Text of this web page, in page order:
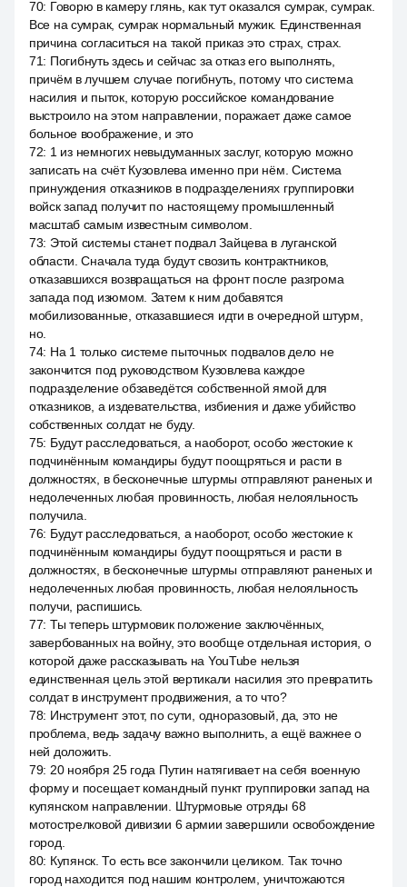
70: Говорю в камеру глянь, как тут оказался сумрак, сумрак.
Все на сумрак, сумрак нормальный мужик. Единственная
причина согласиться на такой приказ это страх, страх.
71: Погибнуть здесь и сейчас за отказ его выполнять,
причём в лучшем случае погибнуть, потому что система
насилия и пыток, которую российское командование
выстроило на этом направлении, поражает даже самое
больное воображение, и это
72: 1 из немногих невыдуманных заслуг, которую можно
записать на счёт Кузовлева именно при нём. Система
принуждения отказников в подразделениях группировки
войск запад получит по настоящему промышленный
масштаб самым известным символом.
73: Этой системы станет подвал Зайцева в луганской
области. Сначала туда будут свозить контрактников,
отказавшихся возвращаться на фронт после разгрома
запада под изюмом. Затем к ним добавятся
мобилизованные, отказавшиеся идти в очередной штурм,
но.
74: На 1 только системе пыточных подвалов дело не
закончится под руководством Кузовлева каждое
подразделение обзаведётся собственной ямой для
отказников, а издевательства, избиения и даже убийство
собственных солдат не буду.
75: Будут расследоваться, а наоборот, особо жестокие к
подчинённым командиры будут поощряться и расти в
должностях, в бесконечные штурмы отправляют раненых и
недолеченных любая провинность, любая нелояльность
получила.
76: Будут расследоваться, а наоборот, особо жестокие к
подчинённым командиры будут поощряться и расти в
должностях, в бесконечные штурмы отправляют раненых и
недолеченных любая провинность, любая нелояльность
получи, распишись.
77: Ты теперь штурмовик положение заключённых,
завербованных на войну, это вообще отдельная история, о
которой даже рассказывать на YouTube нельзя
единственная цель этой вертикали насилия это превратить
солдат в инструмент продвижения, а то что?
78: Инструмент этот, по сути, одноразовый, да, это не
проблема, ведь задачу важно выполнить, а ещё важнее о
ней доложить.
79: 20 ноября 25 года Путин натягивает на себя военную
форму и посещает командный пункт группировки запад на
купянском направлении. Штурмовые отряды 68
мотострелковой дивизии 6 армии завершили освобождение
город.
80: Купянск. То есть все закончили целиком. Так точно
город находится под нашим контролем, уничтожаются